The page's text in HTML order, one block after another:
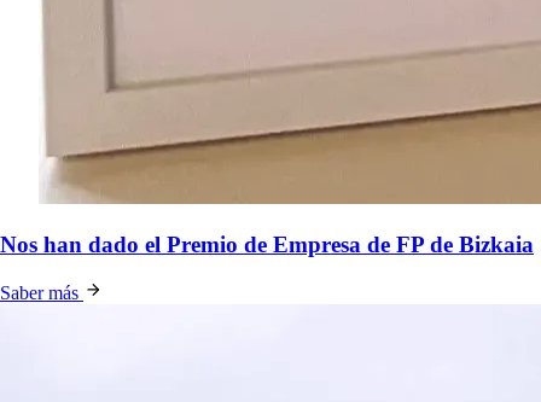
Nos han dado el Premio de Empresa de FP de Bizkaia
Saber más